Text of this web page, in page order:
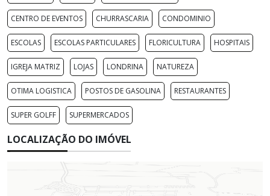
CENTRO DE EVENTOS CHURRASCARIA CONDOMINIO
ESCOLAS ESCOLAS PARTICULARES FLORICULTURA HOSPITAIS
IGREJA MATRIZ LOJAS LONDRINA NATUREZA
OTIMA LOGISTICA POSTOS DE GASOLINA RESTAURANTES
SUPER GOLFF SUPERMERCADOS
LOCALIZAÇÃO DO IMÓVEL